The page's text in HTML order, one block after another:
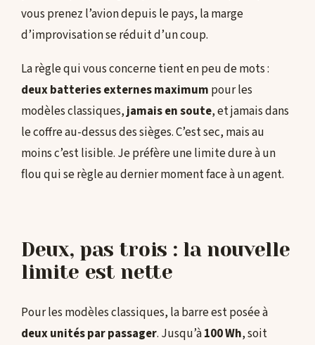
vous prenez l’avion depuis le pays, la marge
d’improvisation se réduit d’un coup.
La règle qui vous concerne tient en peu de mots :
deux batteries externes maximum pour les
modèles classiques,jamais en soute, et jamais dans
le coffre au-dessus des sièges. C’est sec, mais au
moins c’est lisible. Je préfère une limite dure à un
flou qui se règle au dernier moment face à un agent.
Deux, pas trois : la nouvelle
limite est nette
Pour les modèles classiques, la barre est posée à
deux unités par passager. Jusqu’à100 Wh, soit